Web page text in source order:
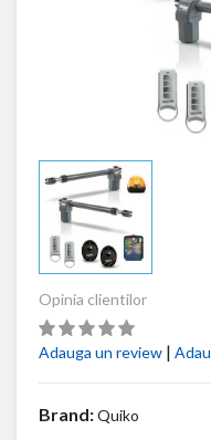
Opinia clientilor
Adauga un review |
Brand:Quiko